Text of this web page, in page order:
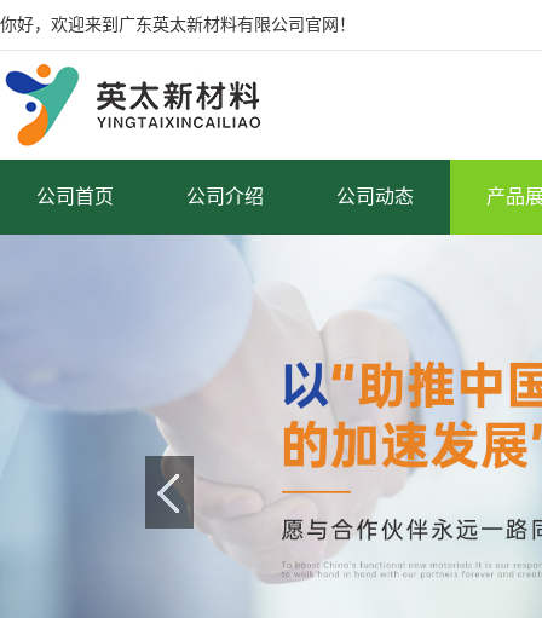
你好，欢迎来到广东英太新材料有限公司官网！
公司首页 公司介绍 公司动态 产品